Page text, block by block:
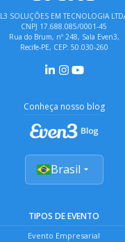
L3 SOLUÇÕES EM TECNOLOGIA
CNPJ 17.688.085/0001-45
Rua do Brum, nº 248, Sala Even3,
Recife-PE, CEP: 50.030-260
Conheça nosso blog
Brasil
TIPOS DE EVENTO
Evento Empresarial